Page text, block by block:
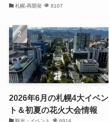
札幌-再開発 8107
2026年6月の札幌4大イベン
ト＆初夏の花火大会情報
観光・イベント 6914